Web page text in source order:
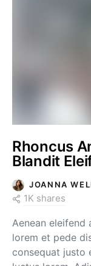
Rhoncus
Blandit
JOANNA
1K shares
Aenean eleifend
lorem et pede
consequat justo